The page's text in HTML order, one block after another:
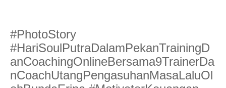
#PhotoStory
#HariSoulPutraDalamPekanTrainingD
anCoachingOnlineBersama9TrainerDa
nCoachUtangPengasuhanMasaLaluOl